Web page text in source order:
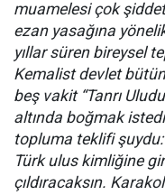
muamelesi çok
ezan yasağına
yıllar süren bireysel
Kemalist devlet
beş vakit “Tanrı
altında boğmak
topluma teklifi
Türk ulus kimliğine
çıldıracaksın.